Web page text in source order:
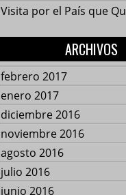
Visita por el País que
ARCHIVOS
febrero 2017
enero 2017
diciembre 2016
noviembre 2016
agosto 2016
julio 2016
junio 2016